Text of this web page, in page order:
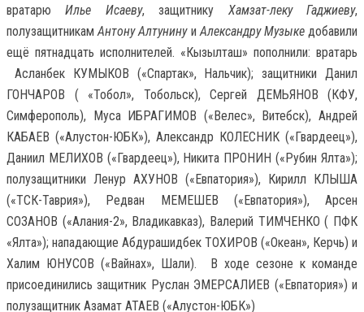
вратарюИлье Исаеву, защитнику Хамзат-леку Гаджиеву,
полузащитникамАнтону Алтунинуи Александру Музыкедобавили
ещё пятнадцать исполнителей. «Кызылташ» пополнили: вратарь
Асланбек КУМЫКОВ («Спартак», Нальчик); защитники Данил
ГОНЧАРОВ ( «Тобол», Тобольск), Сергей ДЕМЬЯНОВ (КФУ,
Симферополь), Муса ИБРАГИМОВ («Велес», Витебск), Андрей
КАБАЕВ («Алустон-ЮБК»), Александр КОЛЕСНИК («Гвардеец»),
Даниил МЕЛИХОВ («Гвардеец»), Никита ПРОНИН («Рубин Ялта»);
полузащитники Ленур АХУНОВ («Евпатория»), Кирилл КЛЫША
(«ТСК-Таврия»), Редван МЕМЕШЕВ («Евпатория»), Арсен
СОЗАНОВ («Алания-2», Владикавказ), Валерий ТИМЧЕНКО ( ПФК
«Ялта»); нападающие Абдурашидбек ТОХИРОВ («Океан», Керчь) и
Халим ЮНУСОВ («Вайнах», Шали). В ходе сезоне к команде
присоединились защитник Руслан ЭМЕРСАЛИЕВ («Евпатория») и
полузащитник Азамат АТАЕВ («Алустон-ЮБК»)